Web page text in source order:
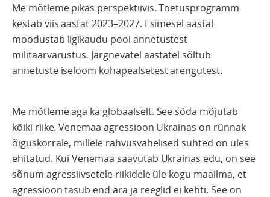
Me mõtleme pikas perspektiivis. Toetusprogramm
kestab viis aastat 2023–2027. Esimesel aastal
moodustab ligikaudu pool annetustest
militaarvarustus. Järgnevatel aastatel sõltub
annetuste iseloom kohapealsetest arengutest.
Me mõtleme aga ka globaalselt. See sõda mõjutab
kõiki riike. Venemaa agressioon Ukrainas on rünnak
õiguskorrale, millele rahvusvahelised suhted on üles
ehitatud. Kui Venemaa saavutab Ukrainas edu, on see
sõnum agressiivsetele riikidele üle kogu maailma, et
agressioon tasub end ära ja reeglid ei kehti. See on